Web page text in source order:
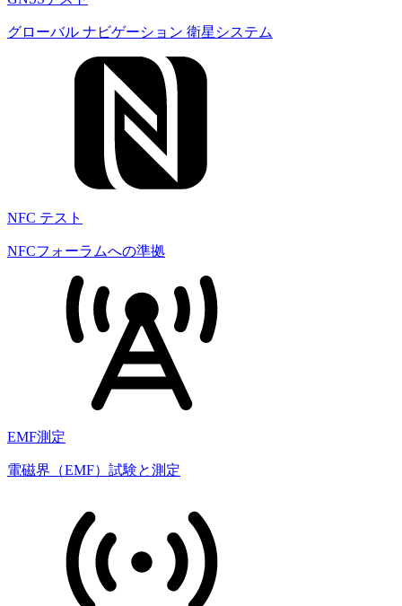
グローバル ナビゲーション 衛星システム
NFC テスト
NFCフォーラムへの準拠
EMF測定
電磁界（EMF）試験と測定